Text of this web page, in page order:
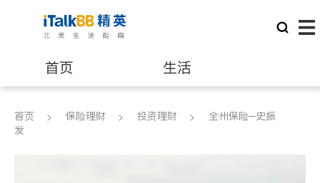
首页 生活
医生 律师
首页 保险理财 投资理财
全州保险─史振
发